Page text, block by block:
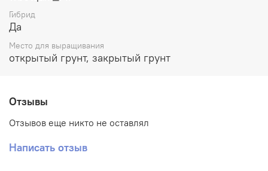
Гибрид
Да
Место для выращивания
открытый грунт, закрытый грунт
Отзывы
Отзывов еще никто не оставлял
Написать отзыв